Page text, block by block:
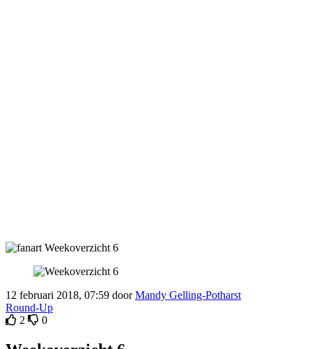
12 februari 2018, 07:59 doorMandy Gelling-Potharst
Round-Up
2
0